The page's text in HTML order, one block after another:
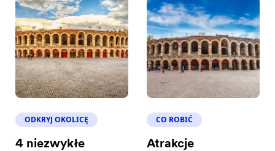
ODKRYJ OKOLICĘ
4 niezwykłe
CO ROBIĆ
Atrakcje